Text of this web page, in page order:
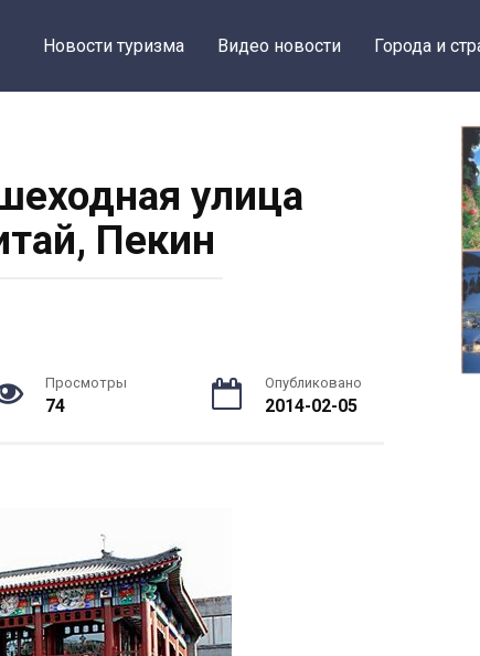
Новости туризма Видео новости Города и
улица
Пекин
Просмотры
74
Опубликовано
2014-02-05